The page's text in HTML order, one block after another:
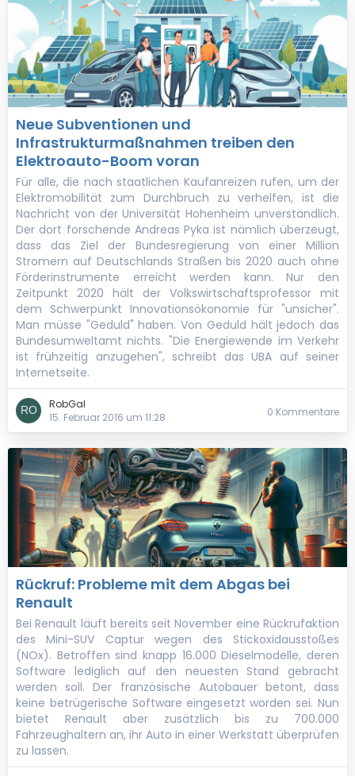
Neue Subventionen und
Infrastrukturmaßnahmen treiben den
Elektroauto-Boom voran
Für alle, die nach staatlichen Kaufanreizen rufen, um der
Elektromobilität zum Durchbruch zu verhelfen, ist die
Nachricht von der Universität Hohenheim unverständlich.
Der dort forschende Andreas Pyka ist nämlich überzeugt,
dass das Ziel der Bundesregierung von einer Million
Stromern auf Deutschlands Straßen bis 2020 auch ohne
Förderinstrumente erreicht werden kann. Nur den
Zeitpunkt 2020 hält der Volkswirtschaftsprofessor mit
dem Schwerpunkt Innovationsökonomie für "unsicher".
Man müsse "Geduld" haben. Von Geduld hält jedoch das
Bundesumweltamt nichts. "Die Energiewende im Verkehr
ist frühzeitig anzugehen", schreibt das UBA auf seiner
Internetseite.
RobGal
15. Februar 2016 um 11:28
0 Kommentare
Rückruf: Probleme mit dem Abgas bei
Renault
Bei Renault läuft bereits seit November eine Rückrufaktion
des Mini-SUV Captur wegen des Stickoxidausstoßes
(NOx). Betroffen sind knapp 16.000 Dieselmodelle, deren
Software lediglich auf den neuesten Stand gebracht
werden soll. Der französische Autobauer betont, dass
keine betrügerische Software eingesetzt worden sei. Nun
bietet Renault aber zusätzlich bis zu 700.000
Fahrzeughaltern an, ihr Auto in einer Werkstatt überprüfen
zu lassen.